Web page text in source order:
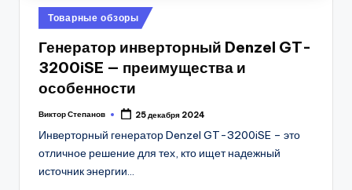
Posted
in
Товарные обзоры
Генератор инверторный Denzel GT-
3200iSE — преимущества и
особенности
Posted
Виктор Степанов 25 декабря 2024
Инверторный генератор Denzel GT-3200iSE – это
отличное решение для тех, кто ищет надежный
источник энергии…